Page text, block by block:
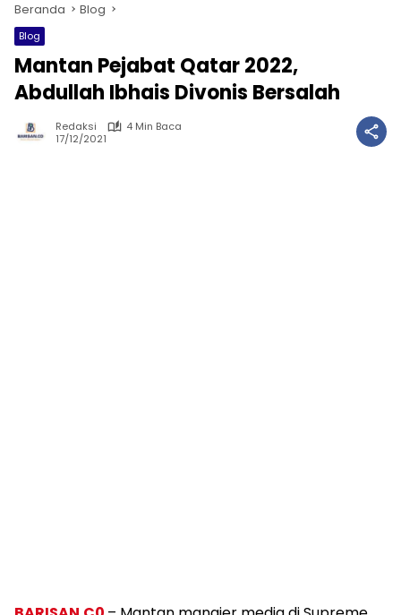
Beranda Blog
Blog
Mantan Pejabat Qatar 2022,
Abdullah Ibhais Divonis Bersalah
Redaksi
4 Min Baca
17/12/2021